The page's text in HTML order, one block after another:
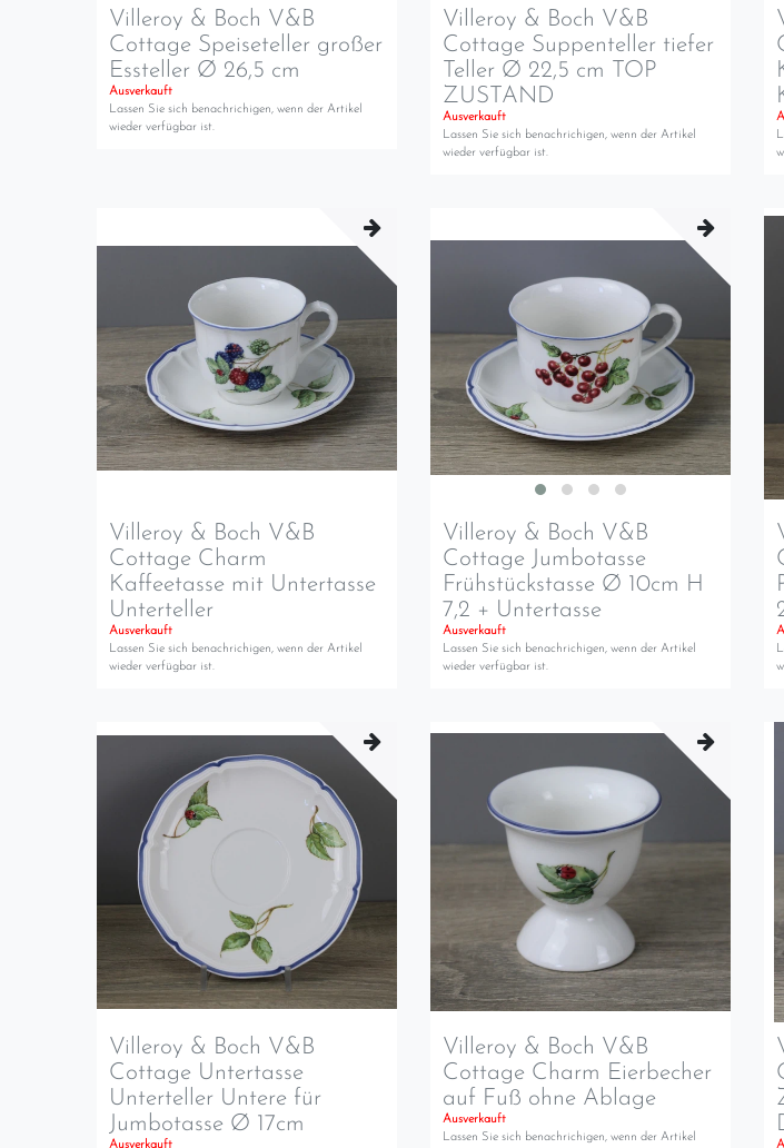
Villeroy & Boch V&B
Cottage Speiseteller großer
Essteller Ø 26,5 cm
Ausverkauft
Lassen Sie sich benachrichigen, wenn der Artikel
wieder verfügbar ist.
Villeroy & Boch V&B
Cottage Suppenteller tiefer
Teller Ø 22,5 cm TOP
ZUSTAND
Ausverkauft
Lassen Sie sich benachrichigen, wenn der Artikel
wieder verfügbar ist.
Villeroy & Boch V&B
Cottage Charm
Kaffeetasse mit Untertasse
Unterteller
Ausverkauft
Lassen Sie sich benachrichigen, wenn der Artikel
wieder verfügbar ist.
Villeroy & Boch V&B
Cottage Jumbotasse
Frühstückstasse Ø 10cm H
7,2 + Untertasse
Ausverkauft
Lassen Sie sich benachrichigen, wenn der Artikel
wieder verfügbar ist.
Villeroy & Boch V&B
Cottage Untertasse
Unterteller Untere für
Jumbotasse Ø 17cm
Ausverkauft
Villeroy & Boch V&B
Cottage Charm Eierbecher
auf Fuß ohne Ablage
Ausverkauft
Lassen Sie sich benachrichigen, wenn der Artikel